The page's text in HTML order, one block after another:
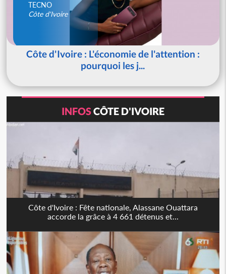
TECNO
Côte d'Ivoire
Côte d'Ivoire : L'économie de l'attention :
pourquoi les j...
INFOSCÔTE D'IVOIRE
Côte d'Ivoire : Fête nationale, Alassane Ouattara
accorde la grâce à 4 661 détenus et...